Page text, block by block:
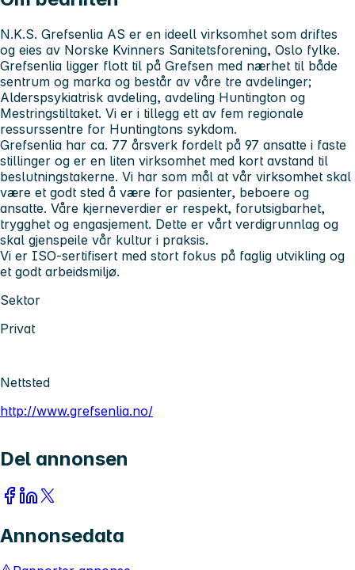
N.K.S. Grefsenlia AS er en ideell virksomhet som driftes
og eies av Norske Kvinners Sanitetsforening, Oslo fylke.
Grefsenlia ligger flott til på Grefsen med nærhet til både
sentrum og marka og består av våre tre avdelinger;
Alderspsykiatrisk avdeling, avdeling Huntington og
Mestringstiltaket. Vi er i tillegg ett av fem regionale
ressurssentre for Huntingtons sykdom.
Grefsenlia har ca. 77 årsverk fordelt på 97 ansatte i faste
stillinger og er en liten virksomhet med kort avstand til
beslutningstakerne. Vi har som mål at vår virksomhet skal
være et godt sted å være for pasienter, beboere og
ansatte. Våre kjerneverdier er respekt, forutsigbarhet,
trygghet og engasjement. Dette er vårt verdigrunnlag og
skal gjenspeile vår kultur i praksis.
Vi er ISO-sertifisert med stort fokus på faglig utvikling og
et godt arbeidsmiljø.
Sektor
Privat
Nettsted
http://www.grefsenlia.no/
Del annonsen
Annonsedata